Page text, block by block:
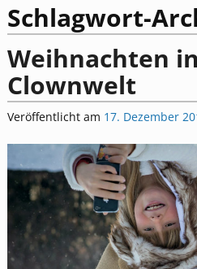
Schlagwort-
Weihnachten
Clownwelt
Veröffentlicht am 17. Dezember